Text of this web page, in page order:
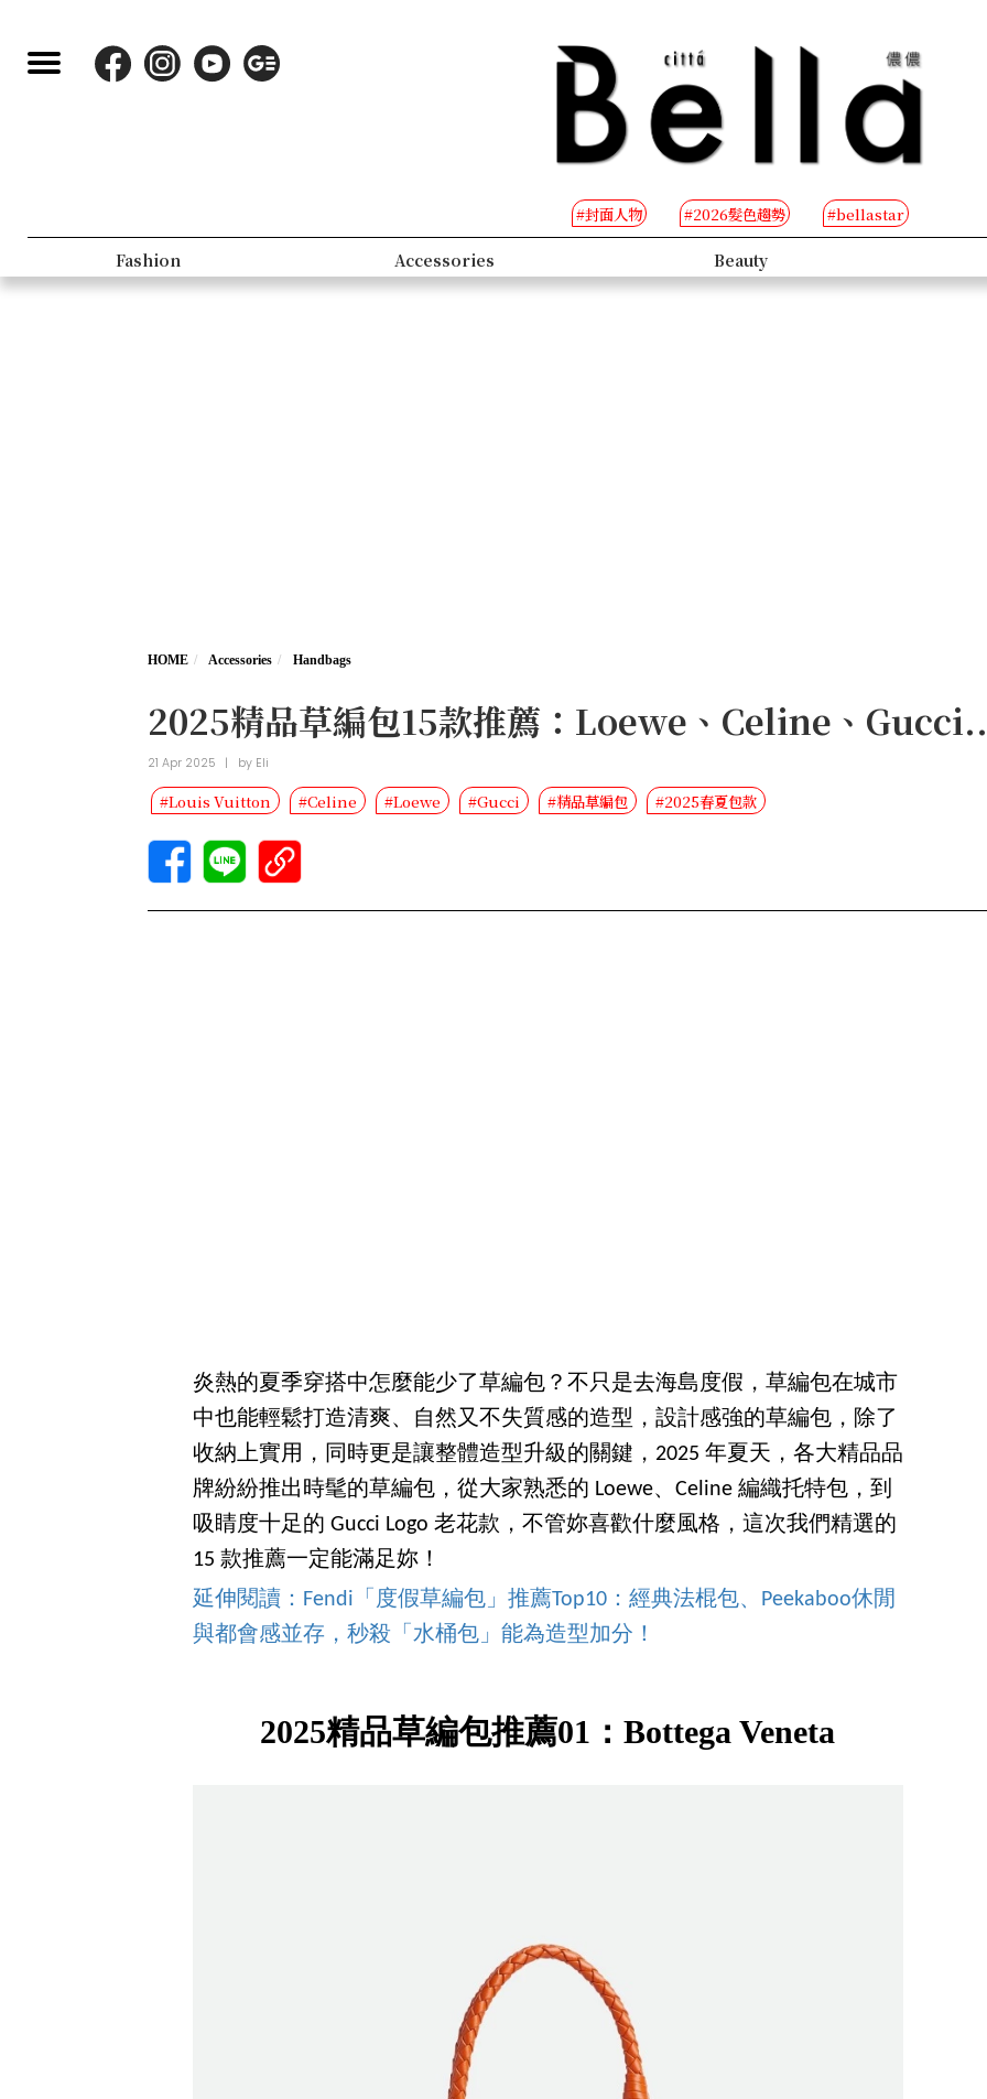
#封面人物 #2026髮色趨勢 #bellastar
Fashion Accessories Beauty
HOME Accessories Handbags
2025精品草編包15款推薦：Loewe、Celine、
21 Apr 2025 | by Eli
#Louis Vuitton #Celine #Loewe #Gucci #精品草編包 #2025春夏包款
炎熱的夏季穿搭中怎麼能少了草編包？不只是去海島度假，草編包在城市
中也能輕鬆打造清爽、自然又不失質感的造型，設計感強的草編包，除了
收納上實用，同時更是讓整體造型升級的關鍵，2025 年夏天，各大精品品
牌紛紛推出時髦的草編包，從大家熟悉的 Loewe、Celine 編織托特包，到
吸睛度十足的 Gucci Logo 老花款，不管妳喜歡什麼風格，這次我們精選的
15 款推薦一定能滿足妳！
延伸閱讀：Fendi「度假草編包」推薦Top10：經典法棍包、Peekaboo休閒
與都會感並存，秒殺「水桶包」能為造型加分！
2025精品草編包推薦01：Bottega Veneta